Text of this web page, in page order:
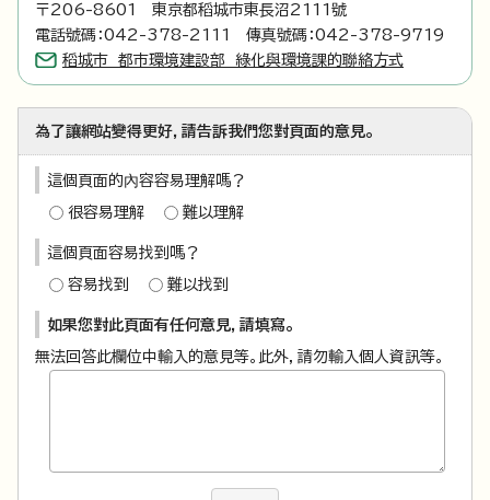
〒206-8601 東京都稻城市東長沼2111號
電話號碼：042-378-2111 傳真號碼：042-378-9719
稻城市 都市環境建設部 綠化與環境課的聯絡方式
為了讓網站變得更好，請告訴我們您對頁面的意見。
這個頁面的內容容易理解嗎？
很容易理解 難以理解
這個頁面容易找到嗎？
容易找到 難以找到
如果您對此頁面有任何意見，請填寫。
無法回答此欄位中輸入的意見等。此外，請勿輸入個人資訊等。